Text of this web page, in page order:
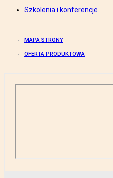
Szkolenia i konferencje
MAPA STRONY
OFERTA PRODUKTOWA